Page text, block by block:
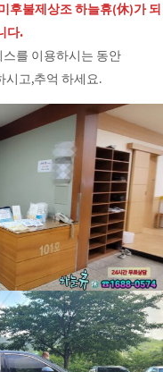
후불제상조 하늘휴(休)가 되
다.
를 이용하시는 동안
시고,추억 하세요.